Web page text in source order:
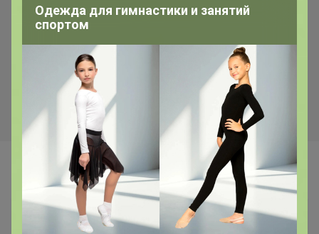
Цена за 4 уп. Основа для
броши, 2 отверстия, 25 мм,
10 шт., цвет серебряный
Самые желанные
Одежда для гимнастики и занятий
спортом